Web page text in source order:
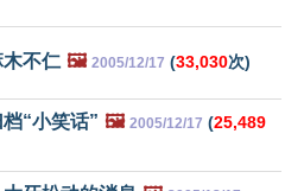
不仁 🖼️ 2005/12/17 (33,030次)
“小笑话” 🖼️ 2005/12/17 (25,489